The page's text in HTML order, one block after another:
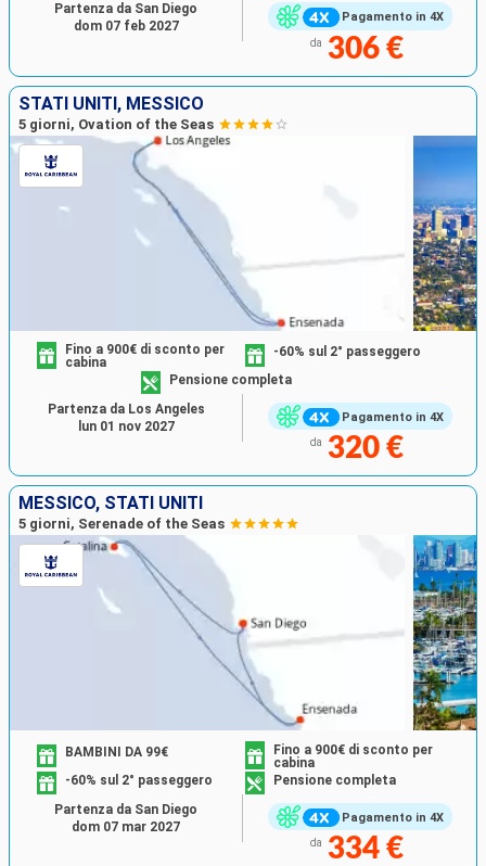
Pagamento in 4X
da 306 €
Partenza da San Diego
dom 07 feb 2027
STATI UNITI, MESSICO
5 giorni, Ovation of the Seas
Pagamento in 4X
Fino a 900€ di sconto per
cabina
-60% sul 2° passeggero
Pensione completa
da 320 €
Partenza da Los Angeles
lun 01 nov 2027
MESSICO, STATI UNITI
5 giorni, Serenade of the Seas
Pagamento in 4X
BAMBINI DA 99€
Fino a 900€ di sconto per
cabina
-60% sul 2° passeggero
Pensione completa
da 334 €
Partenza da San Diego
dom 07 mar 2027